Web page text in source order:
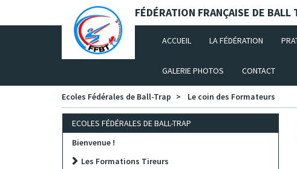
Panneau de gestion des cookies FÉDÉRATION FRANÇAISE DE
ACCUEIL (CURRENT)
LA FÉDÉRATION
GALERIE PHOTOS CONTACT
Ecoles Fédérales de Ball-Trap Le coin des Formateurs
ECOLES FÉDÉRALES DE BALL-TRAP
Bienvenue !
Les Formations Tireurs